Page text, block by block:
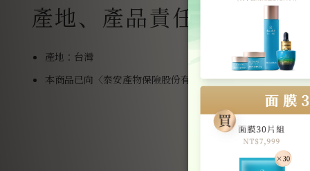
產地、產品責任險、與成
產地：台灣
本商品已向〈泰安產物保險股份有限公司〉投保5000萬產品